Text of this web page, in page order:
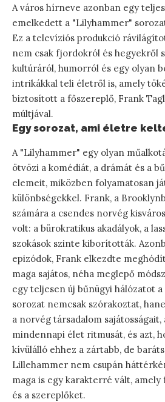
A város hírneve azonban egy
emelkedett a "Lilyhammer"
Ez a televíziós produkció
nem csak fjordokról és hegyekről
kultúráról, humorról és egy olyan
intrikákkal teli életről is, amely
biztosított a főszereplő, Frank
múltjával.
Egy sorozat, ami életre
A "Lilyhammer" egy olyan
ötvözi a komédiát, a drámát és a
elemeit, miközben folyamatosan
különbségekkel. Frank, a
számára a csendes norvég
volt: a bürokratikus akadályok, a
szokások szinte kiborították.
epizódok, Frank elkezdte
maga sajátos, néha meglepő
egy teljesen új bűnügyi hálózatot
sorozat nemcsak szórakoztat,
a norvég társadalom
mindennapi élet ritmusát, és azt,
kívülálló ehhez a zártabb, de
Lillehammer nem csupán
maga is egy karakterré vált,
és a szereplőket.